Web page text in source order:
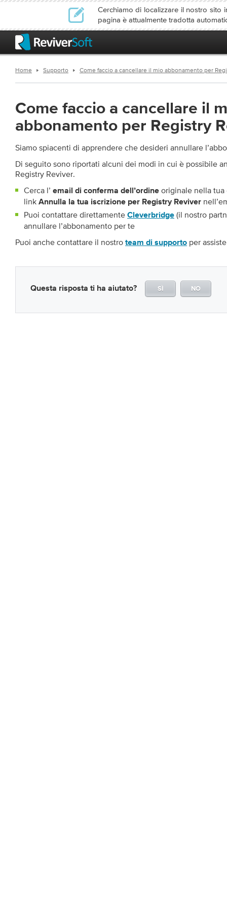
Cerchiamo di localizzare il nostro sito
pagina è attualmente tradotta
Home Supporto Come faccio a cancellare il mio abbonamento per
Come faccio a cancellare il
abbonamento per Registry
Siamo spiacenti di apprendere che desideri annullare
Di seguito sono riportati alcuni dei modi in cui è possibile
Registry Reviver.
Cerca l’ email di conferma dell’ordine originale nella tua
link Annulla la tua iscrizione per Registry Reviver
Puoi contattare direttamente Cleverbridge (il nostro
annullare l’abbonamento per te
Puoi anche contattare il nostro team di supporto per
Questa risposta ti ha aiutato? SÌ NO